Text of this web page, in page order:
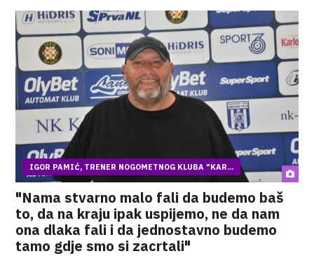
IGOR PAMIĆ, TRENER NOGOMETNOG KLUBA "KAR...
"Nama stvarno malo fali da budemo baš
to, da na kraju ipak uspijemo, ne da nam
ona dlaka fali i da jednostavno budemo
tamo gdje smo si zacrtali"